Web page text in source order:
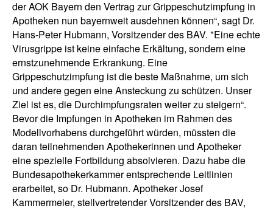
der AOK Bayern den Vertrag zur Grippeschutzimpfung in
Apotheken nun bayernweit ausdehnen können“, sagt Dr.
Hans-Peter Hubmann, Vorsitzender des BAV. "Eine echte
Virusgrippe ist keine einfache Erkältung, sondern eine
ernstzunehmende Erkrankung. Eine
Grippeschutzimpfung ist die beste Maßnahme, um sich
und andere gegen eine Ansteckung zu schützen. Unser
Ziel ist es, die Durchimpfungsraten weiter zu steigern“.
Bevor die Impfungen in Apotheken im Rahmen des
Modellvorhabens durchgeführt würden, müssten die
daran teilnehmenden Apothekerinnen und Apotheker
eine spezielle Fortbildung absolvieren. Dazu habe die
Bundesapothekerkammer entsprechende Leitlinien
erarbeitet, so Dr. Hubmann. Apotheker Josef
Kammermeier, stellvertretender Vorsitzender des BAV,